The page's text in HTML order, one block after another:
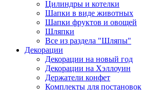
Цилиндры и котелки
Шапки в виде животных
Шапки фруктов и овощей
Шляпки
Все из раздела "Шляпы"
Декорации
Декорации на новый год
Декорации на Хэллоуин
Держатели конфет
Комплекты для постановок